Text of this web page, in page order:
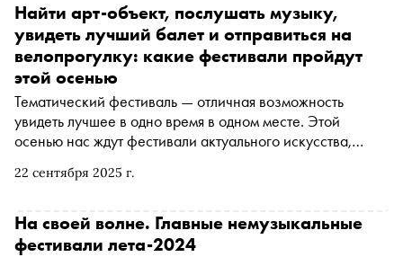
22 сентября 2025 г.
Найти арт-объект, послушать музыку,
увидеть лучший балет и отправиться на
велопрогулку: какие фестивали пройдут
этой осенью
Тематический фестиваль — отличная возможность
увидеть лучшее в одно время в одном месте. Этой
осенью нас ждут фестивали актуального искусства,
отправиться в первую очередь — в материале «Сноба»
На своей волне. Главные немузыкальные
фестивали лета-2024